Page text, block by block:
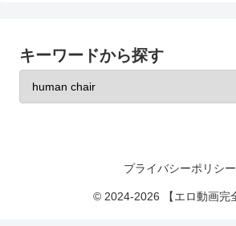
キーワードから探す
プライバシーポリシー
© 2024-2026 【エロ動画完